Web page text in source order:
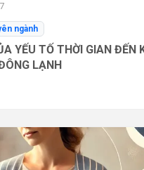
ngành
YẾU TỐ THỜI GIAN ĐẾN
LẠNH